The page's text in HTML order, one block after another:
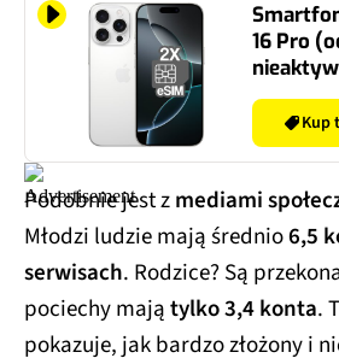
16 Pro
128GB
białyKup
Podobnie jest zmediami
Młodzi ludzie mają średnio6,5
serwisach. Rodzice? Są
pociechy majątylko 3,4 konta.
pokazuje, jak bardzo złożony i